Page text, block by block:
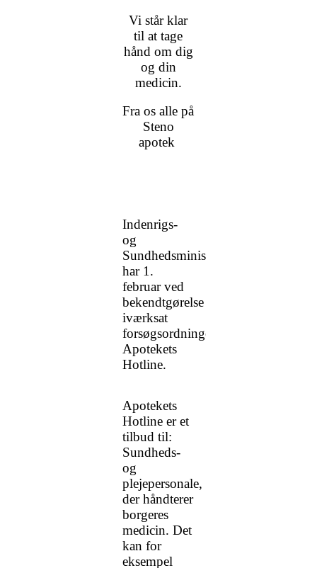
Vi står klar
til at tage
hånd om dig
og din
medicin.
Fra os alle på
Steno
apotek
Indenrigs-
og
Sundhedsministeriet
har 1.
februar ved
bekendtgørelse
iværksat
forsøgsordningen
Apotekets
Hotline.
Apotekets
Hotline er et
tilbud til:
Sundheds-
og
plejepersonale,
der håndterer
borgeres
medicin. Det
kan for
eksempel